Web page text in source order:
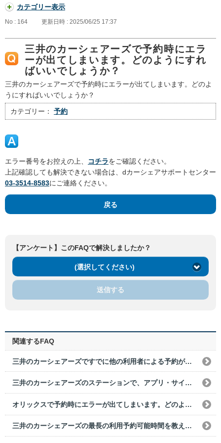
カテゴリー表示
No : 164 更新日時 : 2025/06/25 17:37
三井のカーシェアーズで予約時にエラ
ーが出てしまいます。どのようにすれ
ばいいでしょうか？
三井のカーシェアーズで予約時にエラーが出てしまいます。どのよ
うにすればいいでしょうか？
カテゴリー： 予約
エラー番号をお控えの上、 コチラをご確認ください。
上記確認しても解決できない場合は、dカーシェアサポートセンター
03-3514-8583にご連絡ください。
戻る
【アンケート】このFAQで解決しましたか？
(選択してください)
送信する
関連するFAQ
三井のカーシェアーズですでに他の利用者による予約が入っている場合、前後の予約できない時間を教えてください。
三井のカーシェアーズのステーションで、アプリ・サイト内上で表示されないものはありますか？
オリックスで予約時にエラーが出てしまいます。どのようにすればいいでしょうか？
三井のカーシェアーズの最長の利用予約可能時間を教えてください。